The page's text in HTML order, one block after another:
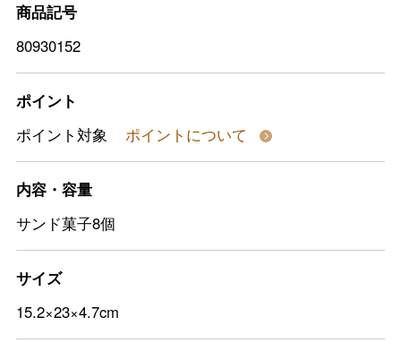
商品記号
80930152
ポイント
ポイント対象
ポイントについて
内容・容量
サンド菓子8個
サイズ
15.2×23×4.7cm